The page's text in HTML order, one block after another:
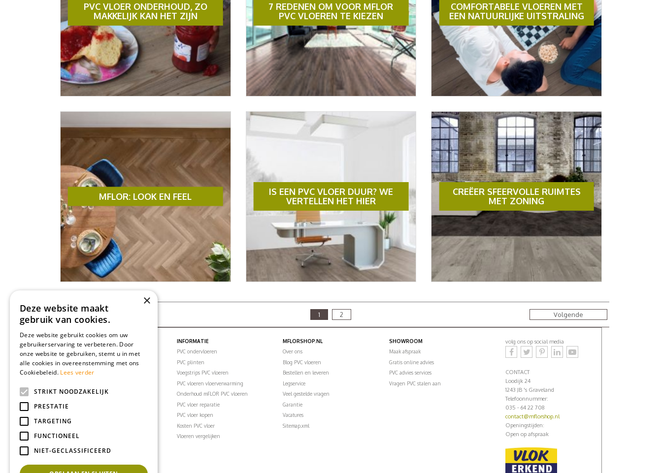
PVC VLOER ONDERHOUD, ZO
MAKKELIJK KAN HET ZIJN
7 REDENEN OM VOOR MFLOR
PVC VLOEREN TE KIEZEN
COMFORTABELE VLOEREN MET
EEN NATUURLIJKE UITSTRALING
MFLOR: LOOK EN FEEL
IS EEN PVC VLOER DUUR? WE
VERTELLEN HET HIER
CREËER SFEERVOLLE RUIMTES
MET ZONING
1 2 Volgende
PVC VLOEREN
PVC vloeren
PVC visgraatvloer
PVC klikvloeren
PVC vloer woonkamer
PVC vloer kantoor
INFORMATIE
PVC ondervloeren
PVC plinten
Voegstrips PVC vloeren
PVC vloeren vloerverwarming
Onderhoud mFLOR PVC vloeren
PVC vloer reparatie
PVC vloer kopen
Kosten PVC vloer
Vloeren vergelijken
MFLORSHOP.NL
Over ons
Blog PVC vloeren
Bestellen en leveren
Legservice
Veel gestelde vragen
Garantie
Vacatures
Sitemap.xml
SHOWROOM
Maak afspraak
Gratis online advies
PVC advies services
Vragen PVC stalen aan
volg ons op social media
CONTACT
Loodijk 24
1243 JB 's Graveland
Telefoonnummer:
035 - 64 22 708
contact@mflorshop.nl
Openingstijden:
Open op afspraak
×
Deze website maakt
gebruik van cookies.
Deze website gebruikt cookies om uw
gebruikerservaring te verbeteren. Door
onze website te gebruiken, stemt u in met
alle cookies in overeenstemming met ons
Cookiebeleid. Lees verder
STRIKT NOODZAKELIJK
PRESTATIE
TARGETING
FUNCTIONEEL
NIET-GECLASSIFICEERD